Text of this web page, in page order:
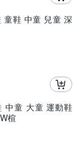
童鞋 中童 兒童 深
中童 大童 運動鞋
楦